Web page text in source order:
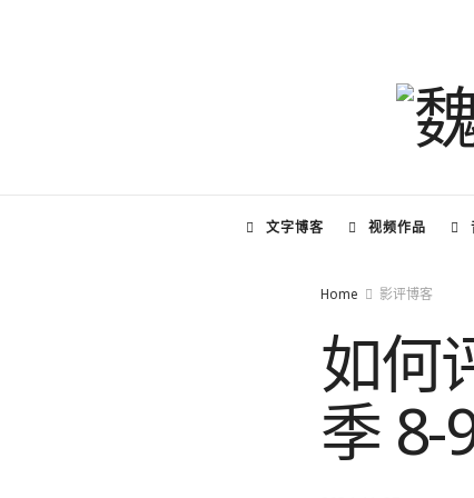
文字博客 视频作品
Home 影评博客
如何
季 8-